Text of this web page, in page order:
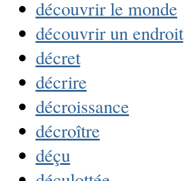
découvrir le monde
découvrir un endroit
décret
décrire
décroissance
décroître
déçu